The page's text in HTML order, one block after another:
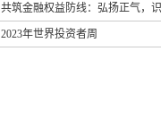
共筑金融权益防线：弘扬正气，
2023年世界投资者周